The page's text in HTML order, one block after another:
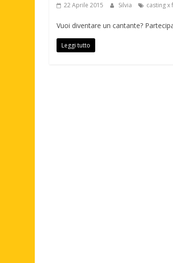
22 Aprile 2015 Silvia casting x
Vuoi diventare un cantante?
Leggi tutto